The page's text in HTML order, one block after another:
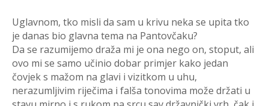
Uglavnom, tko misli da sam u krivu neka se upita tko
je danas bio glavna tema na Pantovčaku?
Da se razumijemo draža mi je ona nego on, stoput, ali
ovo mi se samo učinio dobar primjer kako jedan
čovjek s mažom na glavi i vizitkom u uhu,
nerazumljivim riječima i falša tonovima može držati u